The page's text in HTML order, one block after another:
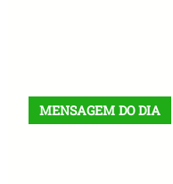
MENSAGEM DO DIA